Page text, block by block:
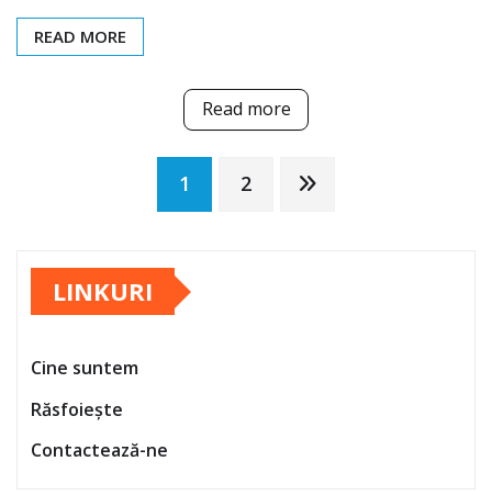
READ MORE
Read more
pagination
1 2
LINKURI
Cine suntem
Răsfoiește
Contactează-ne